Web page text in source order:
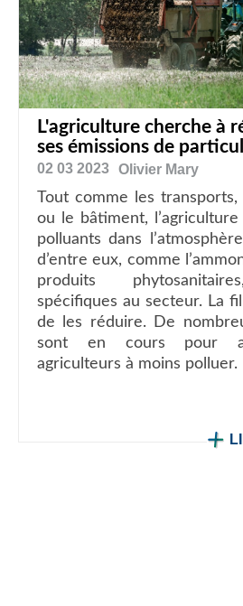
L'agriculture cherche à
ses émissions de
02 03 2023 Olivier Mary
Tout comme les transports,
ou le bâtiment,
polluants dans
d’entre eux, comme
produits
spécifiques au secteur. La
de les réduire. De
sont en cours pour
agriculteurs à moins polluer.